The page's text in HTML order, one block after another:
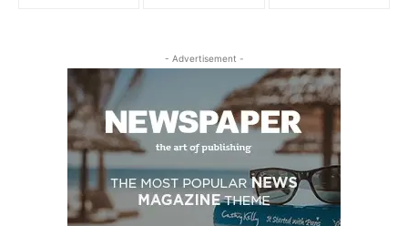
- Advertisement -